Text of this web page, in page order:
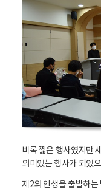
비록 짧은 행사였지만
의미있는 행사가 되었
제2의 인생을 출발하는